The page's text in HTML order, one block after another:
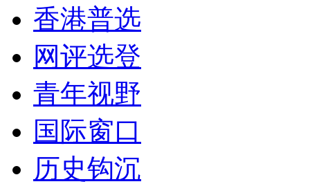
香港普选
网评选登
青年视野
国际窗口
历史钩沉